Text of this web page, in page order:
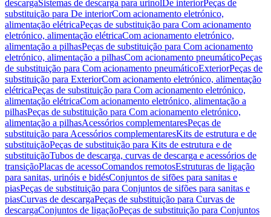
descargaSistemas de descarga para urinolDe interiorPeças de
substituição para De interiorCom acionamento eletrónico,
alimentação elétricaPeças de substituição para Com acionamento
eletrónico, alimentação elétricaCom acionamento eletrónico,
alimentação a pilhasPeças de substituição para Com acionamento
eletrónico, alimentação a pilhasCom acionamento pneumáticoPeças
de substituição para Com acionamento pneumáticoExteriorPeças de
substituição para ExteriorCom acionamento eletrónico, alimentação
elétricaPeças de substituição para Com acionamento eletrónico,
alimentação elétricaCom acionamento eletrónico, alimentação a
pilhasPeças de substituição para Com acionamento eletrónico,
alimentação a pilhasAcessórios complementaresPeças de
substituição para Acessórios complementaresKits de estrutura e de
substituiçãoPeças de substituição para Kits de estrutura e de
substituiçãoTubos de descarga, curvas de descarga e acessórios de
transiçãoPlacas de acessoComandos remotosEstruturas de ligação
para sanitas, urinóis e bidésConjuntos de sifões para sanitas e
piasPeças de substituição para Conjuntos de sifões para sanitas e
piasCurvas de descargaPeças de substituição para Curvas de
descargaConjuntos de ligaçãoPeças de substituição para Conjuntos